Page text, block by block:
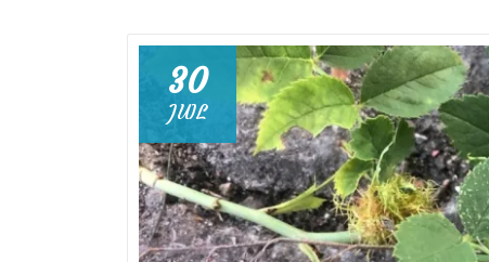
en
bonne
santé
:
reconnaître
les
insectes
30
JUIL